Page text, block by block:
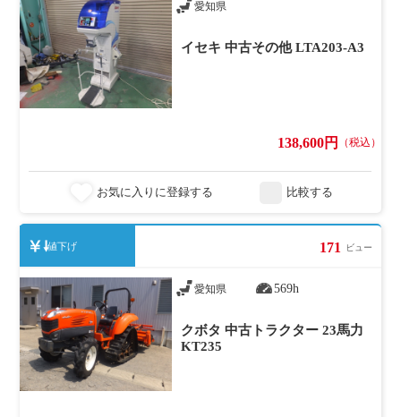
愛知県
イセキ 中古その他 LTA203-A3
138,600円 （税込）
お気に入りに登録する 比較する
値下げ 171 ビュー
愛知県 569h
クボタ 中古トラクター 23馬力
KT235